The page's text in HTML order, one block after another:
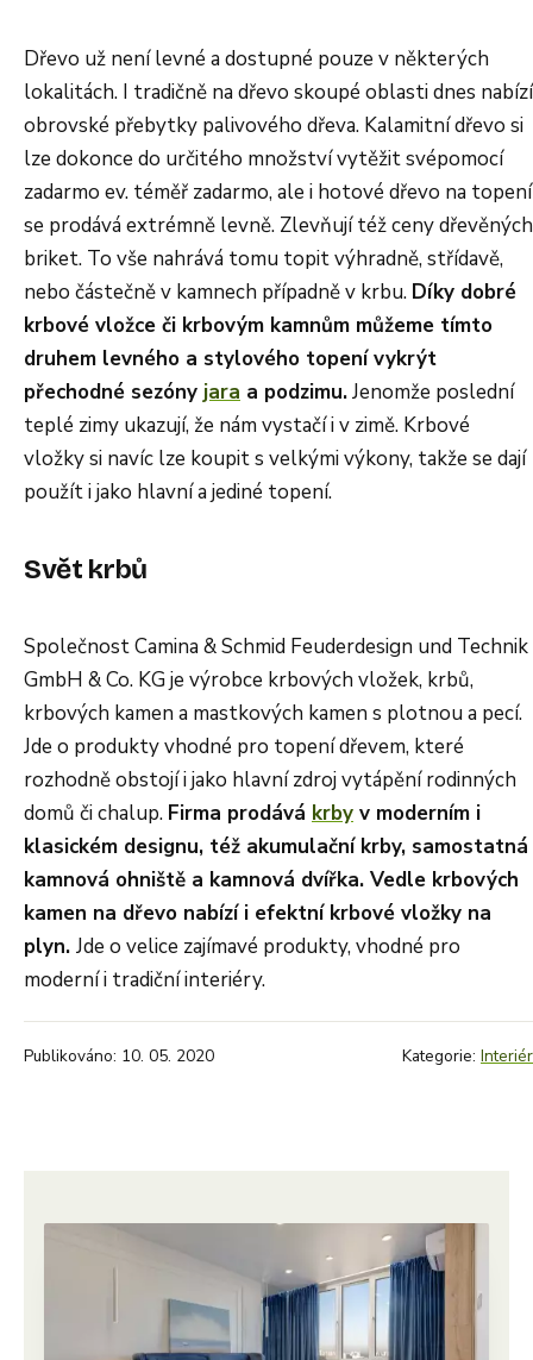
Dřevo už není levné a dostupné pouze v některých
lokalitách. I tradičně na dřevo skoupé oblasti dnes nabízí
obrovské přebytky palivového dřeva. Kalamitní dřevo si
lze dokonce do určitého množství vytěžit svépomocí
zadarmo ev. téměř zadarmo, ale i hotové dřevo na topení
se prodává extrémně levně. Zlevňují též ceny dřevěných
briket. To vše nahrává tomu topit výhradně, střídavě,
nebo částečně v kamnech případně v krbu. Díky dobré
krbové vložce či krbovým kamnům můžeme tímto
druhem levného a stylového topení vykrýt
přechodné sezóny jara a podzimu.Jenomže poslední
teplé zimy ukazují, že nám vystačí i v zimě. Krbové
vložky si navíc lze koupit s velkými výkony, takže se dají
použít i jako hlavní a jediné topení.
Svět krbů
Společnost Camina & Schmid Feuderdesign und Technik
GmbH & Co. KG je výrobce krbových vložek, krbů,
krbových kamen a mastkových kamen s plotnou a pecí.
Jde o produkty vhodné pro topení dřevem, které
rozhodně obstojí i jako hlavní zdroj vytápění rodinných
domů či chalup. Firma prodává krby v moderním i
klasickém designu, též akumulační krby, samostatná
kamnová ohniště a kamnová dvířka. Vedle krbových
kamen na dřevo nabízí i efektní krbové vložky na
plyn. Jde o velice zajímavé produkty, vhodné pro
moderní i tradiční interiéry.
Publikováno: 10. 05. 2020 Kategorie: Interiér